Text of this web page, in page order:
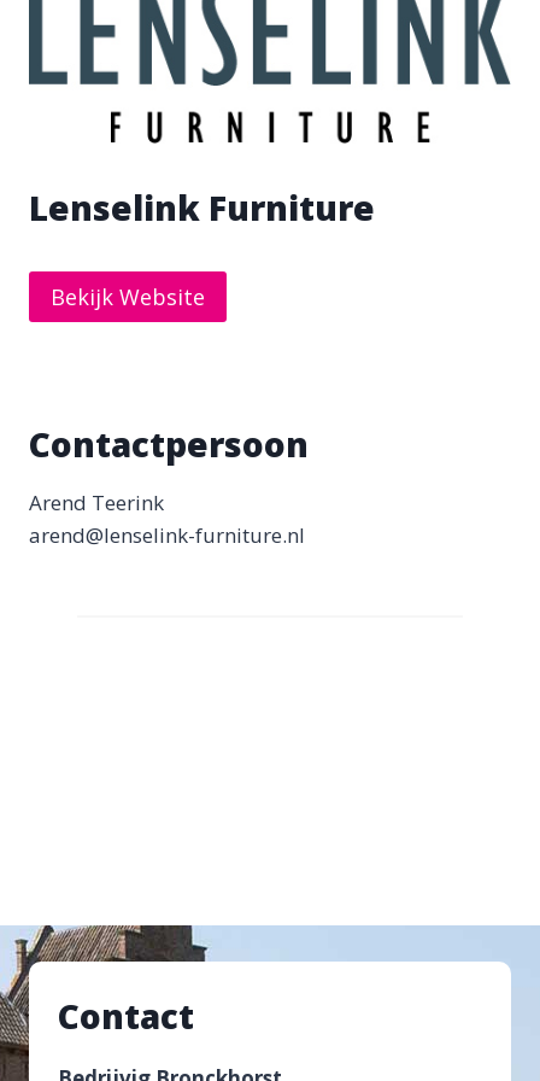
Lenselink Furniture
Bekijk Website
Contactpersoon
Arend Teerink
arend@lenselink-furniture.nl
Contact